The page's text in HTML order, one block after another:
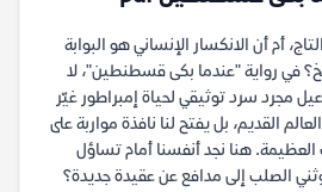
أم أن الانكسار الإنساني هو البوابة
في رواية "عندما بكى قسطنطين"، لا
مجرد سرد توثيقي لحياة إمبراطور غيّر
القديم، بل يفتح لنا نافذة مواربة على
العظيمة. هنا نجد أنفسنا أمام تساؤل
الصلب إلى مدافع عن عقيدة جديدة؟